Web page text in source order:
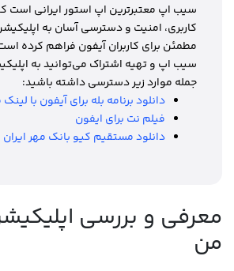
سیب اپ معتبرترین اپ استور ایرانی است که
کاربری، امنیت و دسترسی آسان به
مطمئن برای کاربران آیفون فراهم کرده
سیب اپ و تهیه اشتراک می‌توانید به
جمله موارد زیر دسترسی داشته باشید:
دانلود برنامه بله برای آیفون با
فيلم نت براي ايفون
دانلود مستقیم کیو بانک مهر ایران
معرفی و بررسی
من